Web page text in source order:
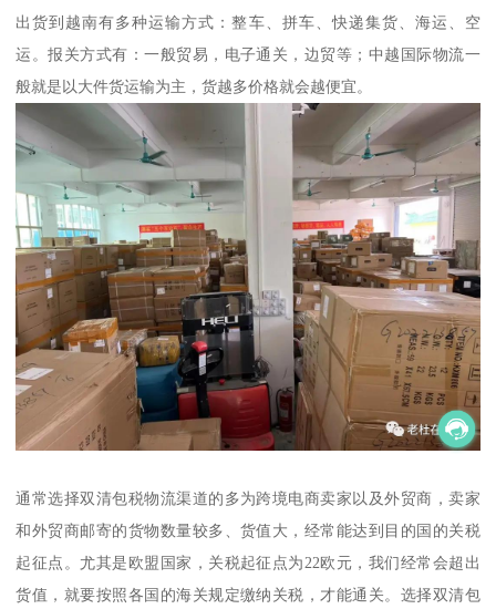
出货到越南有多种运输方式：整车、拼车、快递集货、海运、空
运。报关方式有：一般贸易，电子通关，边贸等；中越国际物流一
般就是以大件货运输为主，货越多价格就会越便宜。
通常选择双清包税物流渠道的多为跨境电商卖家以及外贸商，卖家
和外贸商邮寄的货物数量较多、货值大，经常能达到目的国的关税
起征点。尤其是欧盟国家，关税起征点为22欧元，我们经常会超出
货值，就要按照各国的海关规定缴纳关税，才能通关。选择双清包